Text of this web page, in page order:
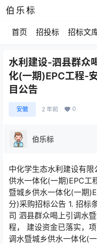
伯乐标
首页 招投标 招标文
水利建设-泗县群众
化(一期)EPC工程-
目公告
安徽 2 年前 0
伯乐标
中化学生态水利建设有
供水一体化(一期)EPC工
暨城乡供水一体化(一期
分)采购招标公告 1. 招标
司 泗县群众喝上引调水
程， 建设资金已落实，
调水暨城乡供水一体化(